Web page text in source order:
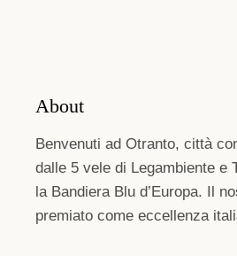
About
Benvenuti ad Otranto, città
dalle 5 vele di Legambiente e
la Bandiera Blu d’Europa. Il
premiato come eccellenza